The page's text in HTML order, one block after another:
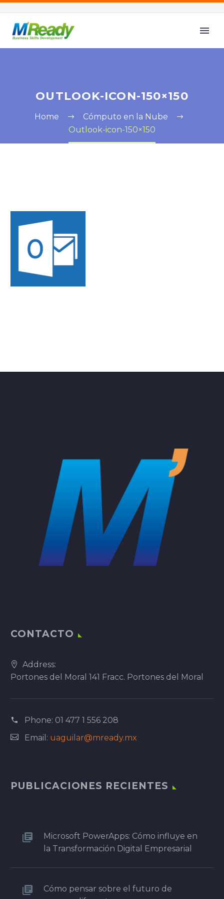
OUTLOOK-ICON-150×150
Home
Cómputo en la Nube
Outlook-icon-150×150
CONTACTO
Address:
Portones del Moral 141 Fracc. Portones del Moral
Phone: 01 477 1 556 208
Email: uaguilar@mready.mx
PUBLICACIONES RECIENTES
Microsoft PowerApps: Cómo influye en
la Transformación Digital Empresarial
Cómo pensar sobre el futuro de